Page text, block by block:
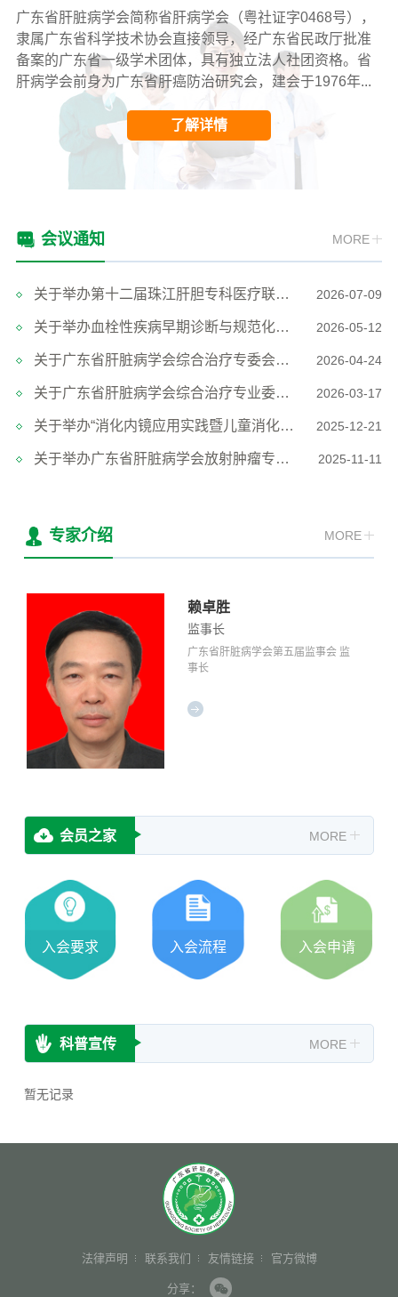
广东省肝脏病学会简称省肝病学会（粤社证字0468号），
隶属广东省科学技术协会直接领导，经广东省民政厅批准
备案的广东省一级学术团体，具有独立法人社团资格。省
肝病学会前身为广东省肝癌防治研究会，建会于1976年...
了解详情
会议通知 MORE
2026-07-09
关于举办第十二届珠江肝胆专科医疗联盟大会暨广东省肝脏病学会肝胆肿瘤精准治疗分会年会暨单孔腹腔镜技术国家继续教育学习班的通知
2026-05-12
关于举办血栓性疾病早期诊断与规范化防治能力提升培训班的通知
2026-04-24
关于广东省肝脏病学会综合治疗专委会学术年会暨肝癌综合诊疗研讨会的会议通知
2026-03-17
关于广东省肝脏病学会综合治疗专业委员会-粤湘赣肝癌规范化诊疗学术交流会的会议通知
2025-12-21
关于举办“消化内镜应用实践暨儿童消化内镜应用研讨班”的通知
2025-11-11
关于举办广东省肝脏病学会放射肿瘤专业委员会 2025年南方医院肝癌多学科治疗新进展研讨会的通知
专家介绍 MORE
广东省肝脏病学会第五届监事会 监
事长
会员之家 MORE
入会要求 入会流程 入会申请
科普宣传 MORE
暂无记录
法律声明 联系我们 友情链接 官方微博
分享：